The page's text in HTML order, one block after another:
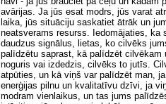
avārijas. Ja jūs esat modrs, jūs varat
laika, jūs situāciju saskatiet ātrāk un
neatsverams resurss. Iedomājaties, ka
daudzus signālus, lietas, ko cilvēks
palīdzētu saprast, kā palīdzēt
noguris vai izdedzis, cilvēks to jutīs.
atpūties, un kā viņš var palīdzēt man,
enerģijas pilnu un kvalitatīvu dzīvi, ja
modram vienlaikus, un tas jums